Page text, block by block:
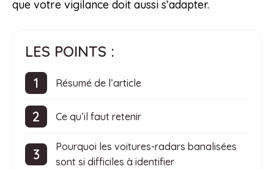
que votre vigilance doit aussi s’adapter.
LES POINTS :
Résumé de l’article
Ce qu’il faut retenir
Pourquoi les voitures-radars banalisées
sont si difficiles à identifier